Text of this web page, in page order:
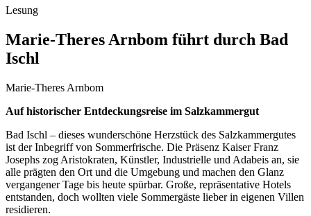
Lesung
Marie-Theres Arnbom führt durch Bad
Ischl
Marie-Theres Arnbom
Auf historischer Entdeckungsreise im Salzkammergut
Bad Ischl – dieses wunderschöne Herzstück des Salzkammergutes
ist der Inbegriff von Sommerfrische. Die Präsenz Kaiser Franz
Josephs zog Aristokraten, Künstler, Industrielle und Adabeis an, sie
alle prägten den Ort und die Umgebung und machen den Glanz
vergangener Tage bis heute spürbar. Große, repräsentative Hotels
entstanden, doch wollten viele Sommergäste lieber in eigenen Villen
residieren.